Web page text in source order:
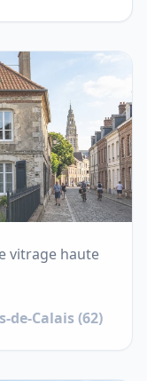
vitrage haute
de-Calais(62)